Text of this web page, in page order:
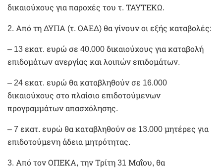
δικαιούχους για παροχές του τ. ΤΑΥΤΕΚΩ.
2. Από τη ΔΥΠΑ (τ. ΟΑΕΔ) θα γίνουν οι εξής καταβολές:
– 13 εκατ. ευρώ σε 40.000 δικαιούχους για καταβολή
επιδομάτων ανεργίας και λοιπών επιδομάτων.
– 24 εκατ. ευρώ θα καταβληθούν σε 16.000
δικαιούχους στο πλαίσιο επιδοτούμενων
προγραμμάτων απασχόλησης.
– 7 εκατ. ευρώ θα καταβληθούν σε 13.000 μητέρες για
επιδοτούμενη άδεια μητρότητας.
3. Από τον ΟΠΕΚΑ, την Τρίτη 31 Μαΐου, θα